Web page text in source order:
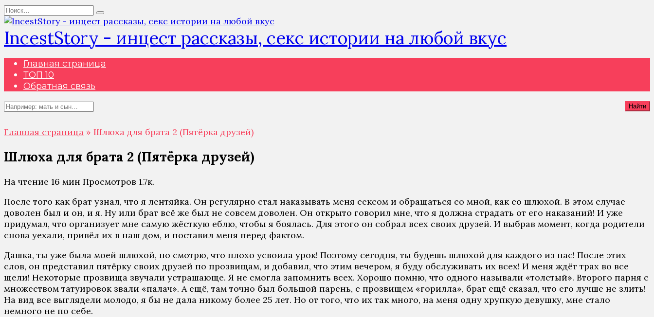
Перейти
к
содержанию
Search
for:
IncestStory - инцест рассказы, секс истории на любой вкус
Главная страница
ТОП 10
Обратная связь
Search
Найти
Главная страница » Шлюха для брата 2 (Пятёрка друзей)
Шлюха для брата 2 (Пятёрка друзей)
На чтение 16 мин Просмотров 1.7к.
После того как брат узнал, что я лентяйка. Он регулярно стал наказывать меня сексом и обращаться со мной, как со шлюхой. В этом случае
доволен был и он, и я. Ну или брат всё же был не совсем доволен. Он открыто говорил мне, что я должна страдать от его наказаний! И уже
придумал, что организует мне самую жёсткую еблю, чтобы я боялась. Для этого он собрал всех своих друзей. И выбрав момент, когда родители
снова уехали, привёл их в наш дом, и поставил меня перед фактом.
Дашка, ты уже была моей шлюхой, но смотрю, что плохо усвоила урок! Поэтому сегодня, ты будешь шлюхой для каждого из нас! После этих
слов, он представил пятёрку своих друзей по прозвищам, и добавил, что этим вечером, я буду обслуживать их всех! И меня ждёт трах во все
щели! Некоторые прозвища звучали устрашающе. Я не смогла запомнить всех. Хорошо помню, что одного называли «толстый». Второго парня с
множеством татуировок звали «палач». А ещё, там точно был большой парень, с прозвищем «горилла», брат ещё сказал, что его лучше не злить!
На вид все выглядели молодо, я бы не дала никому более 25 лет. Но от того, что их так много, на меня одну хрупкую девушку, мне стало
немного не по себе.